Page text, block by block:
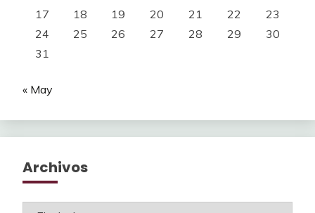
17
18 19 20 21 22
23
24
25 26 27 28 29
30
31
« May
Archivos
Archivos